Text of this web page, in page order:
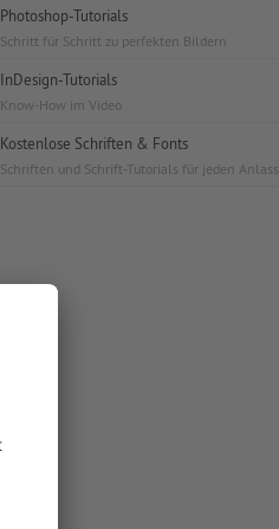
Photoshop-Tutorials
Schritt für Schritt zu perfekten Bildern
InDesign-Tutorials
Know-How im Video
Kostenlose Schriften & Fonts
Schriften und Schrift-Tutorials für jeden Anlass